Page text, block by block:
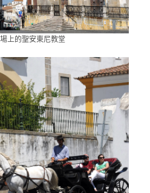
上的聖安東尼教堂